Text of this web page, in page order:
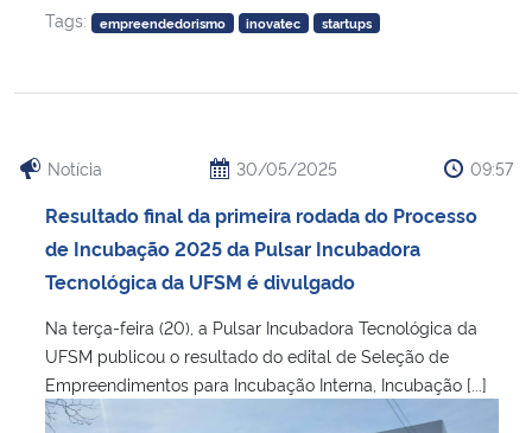
Tags:
empreendedorismo inovatec startups
Notícia 30/05/2025 09:57
Resultado final da primeira rodada do Processo
de Incubação 2025 da Pulsar Incubadora
Tecnológica da UFSM é divulgado
Na terça-feira (20), a Pulsar Incubadora Tecnológica da
UFSM publicou o resultado do edital de Seleção de
Empreendimentos para Incubação Interna, Incubação [...]